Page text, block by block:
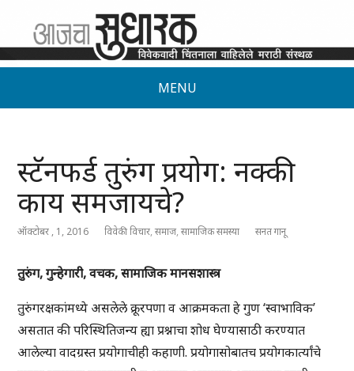
MENU
स्टॅनफर्ड तुरुंग प्रयोग: नक्की
काय समजायचे?
ऑक्टोबर , 1, 2016 विवेकी विचार,समाज,सामाजिक समस्या सनत गानू
तुरुंग,गुन्हेगारी,वचक,सामाजिकमानसशास्त्र
तुरुंगरक्षकांमध्ये असलेले क्रूरपणा व आक्रमकता हे गुण ‘स्वाभाविक’
असतात की परिस्थितिजन्य ह्या प्रश्नाचा शोध घेण्यासाठी करण्यात
आलेल्या वादग्रस्त प्रयोगाचीही कहाणी. प्रयोगासोबातच प्रयोगकार्त्यांचे